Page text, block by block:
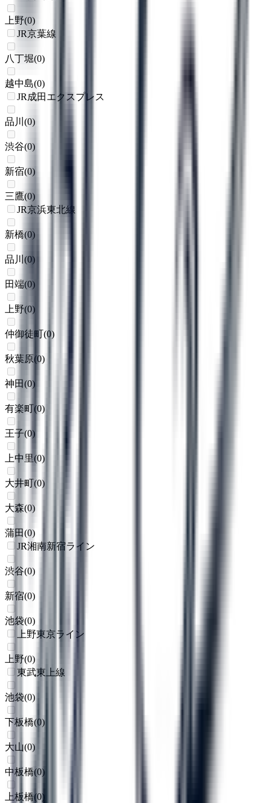
上野(0)
JR京葉線
八丁堀(0)
越中島(0)
JR成田エクスプレス
品川 (0)
渋谷(0)
新宿(0)
三鷹(0)
JR京浜東北線
新橋(0)
品川 (0)
田端(0)
上野(0)
仲御徒町(0)
秋葉原(0)
神田(0)
有楽町(0)
王子(0)
上中里(0)
大井町(0)
大森(0)
蒲田(0)
JR湘南新宿ライン
渋谷(0)
新宿(0)
池袋(0)
上野東京ライン
上野(0)
東武東上線
池袋(0)
下板橋(0)
大山(0)
中板橋(0)
上板橋(0)